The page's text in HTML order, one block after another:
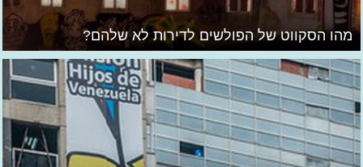
מהו הסקווט של הפולשים לדירות לא שלהם?